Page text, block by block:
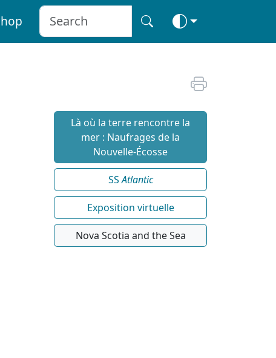
Là où la terre rencontre la
mer : Naufrages de la
Nouvelle-Écosse
SSAtlantic
Exposition virtuelle
Nova Scotia and the Sea